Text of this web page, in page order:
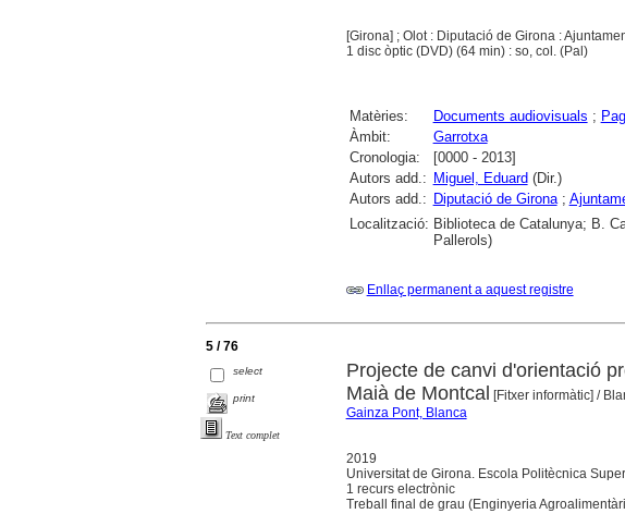
[Girona] ; Olot : Diputació de Girona :
1 disc òptic (DVD) (64 min) : so, col. (Pal)
Matèries: Documents audiovisuals ;
Àmbit:
Garrotxa
Cronologia:
[0000 - 2013]
Autors add.: Miguel, Eduard (Dir.)
Autors add.: Diputació de Girona;
Localització: Biblioteca de Catalunya; B.
Pallerols)
Enllaç permanent a aquest registre
5 / 76
select
print
Text complet
Projecte de canvi d'orientació
Maià de Montcal
[Fitxer informàtic] /
Gainza Pont, Blanca
2019
Universitat de Girona. Escola Politècnica
1 recurs electrònic
Treball final de grau (Enginyeria